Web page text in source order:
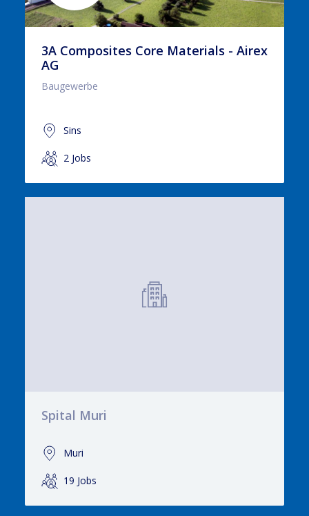
3A Composites Core Materials - Airex
AG
Baugewerbe
Sins
2 Jobs
Spital Muri
Muri
19 Jobs